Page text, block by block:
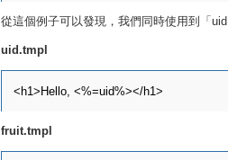
從這個例子可以發現，我們同時使用到「
uid.tmpl
fruit.tmpl